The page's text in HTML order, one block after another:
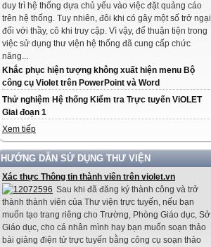
duy trì hệ thống dựa chủ yếu vào việc đặt quảng cáo
trên hệ thống. Tuy nhiên, đôi khi có gây một số trở ngại
đối với thầy, cô khi truy cập. Vì vậy, để thuận tiện trong
việc sử dụng thư viện hệ thống đã cung cấp chức
năng...
Khắc phục hiện tượng không xuất hiện menu Bộ
công cụ Violet trên PowerPoint và Word
Thử nghiệm Hệ thống Kiểm tra Trực tuyến ViOLET
Giai đoạn 1
Xem tiếp
HƯỚNG DẪN SỬ DỤNG THƯ VIỆN
Xác thực Thông tin thành viên trên violet.vn
Sau khi đã đăng ký thành công và trở
thành thành viên của Thư viện trực tuyến, nếu bạn
muốn tạo trang riêng cho Trường, Phòng Giáo dục, Sở
Giáo dục, cho cá nhân mình hay bạn muốn soạn thảo
bài giảng điện tử trực tuyến bằng công cụ soạn thảo